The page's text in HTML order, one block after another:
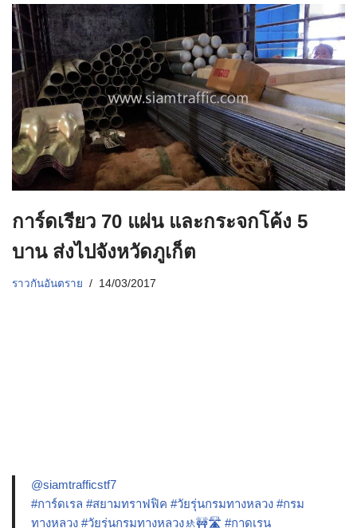
การ์ดเรียว 70 แผ่น และกระจกโค้ง 5
บาน ส่งไปจังหวัดภูเก็ต
ราวกันอันตราย 14/03/2017
@siamtrafficstf7
#การ์ดเรล #สยามทราฟฟิค #วัยรุ่นกรมทางหลวง #กรม
ทางหลวง #วัยรุ่นกรมทางหลวง🚸🚧🛣️ #กาดเรน